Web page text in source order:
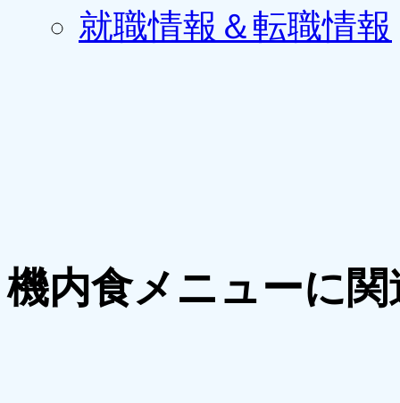
就職情報＆転職情報
機内食メニューに